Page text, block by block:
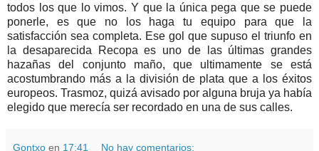
todos los que lo vimos. Y que la única pega que se puede
ponerle, es que no los haga tu equipo para que la
satisfacción sea completa. Ese gol que supuso el triunfo en
la desaparecida Recopa es uno de las últimas grandes
hazañas del conjunto maño, que ultimamente se está
acostumbrando más a la división de plata que a los éxitos
europeos. Trasmoz, quizá avisado por alguna bruja ya había
elegido que merecía ser recordado en una de sus calles.
Gontxo en 17:41 No hay comentarios: